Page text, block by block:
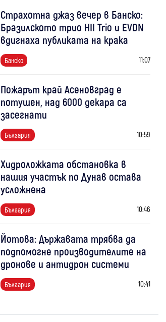
Страхотна джаз вечер в Банско:
Бразилското трио HII Trio и EVDN
вдигнаха публиката на крака
Банско 11:07
Пожарът край Асеновград е
потушен, над 6000 декара са
засегнати
България 10:59
Хидроложката обстановка в
нашия участък по Дунав остава
усложнена
България 10:46
Йотова: Държавата трябва да
подпомогне производителите на
дронове и антидрон системи
България 10:41